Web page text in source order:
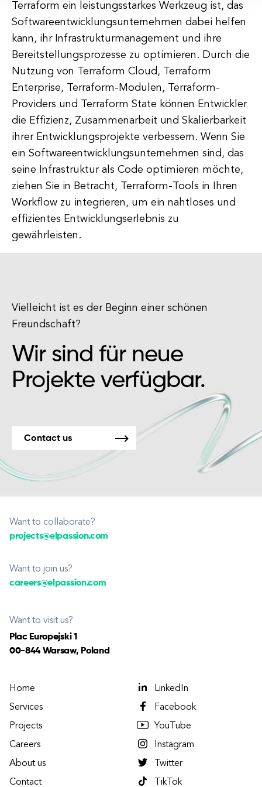
Terraform ein leistungsstarkes Werkzeug ist, das
Softwareentwicklungsunternehmen dabei helfen
kann, ihr Infrastrukturmanagement und ihre
Bereitstellungsprozesse zu optimieren. Durch die
Nutzung von Terraform Cloud, Terraform
Enterprise, Terraform-Modulen, Terraform-
Providers und Terraform State können Entwickler
die Effizienz, Zusammenarbeit und Skalierbarkeit
ihrer Entwicklungsprojekte verbessern. Wenn Sie
ein Softwareentwicklungsunternehmen sind, das
seine Infrastruktur als Code optimieren möchte,
ziehen Sie in Betracht, Terraform-Tools in Ihren
Workflow zu integrieren, um ein nahtloses und
effizientes Entwicklungserlebnis zu
gewährleisten.
Vielleicht ist es der Beginn einer schönen
Freundschaft?
Wir sind für neue
Projekte verfügbar.
Contact us
Want to collaborate?
projects@elpassion.com
Want to join us?
careers@elpassion.com
Want to visit us?
Plac Europejski 1
00-844 Warsaw, Poland
Home
Services
Projects
Careers
About us
Contact
LinkedIn
Facebook
YouTube
Instagram
Twitter
TikTok